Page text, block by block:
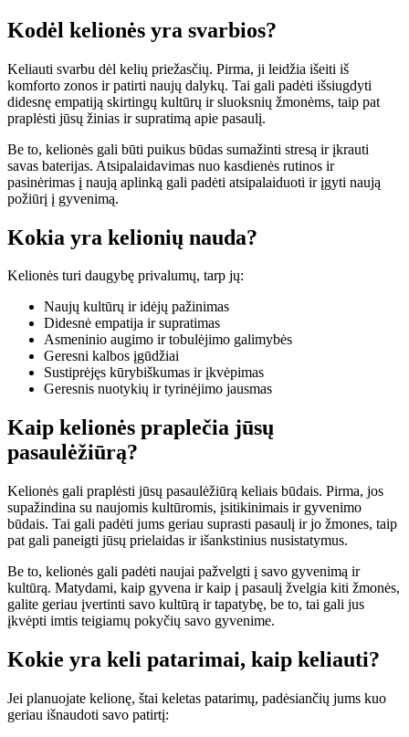
Kodėl kelionės yra svarbios?
Keliauti svarbu dėl kelių priežasčių. Pirma, ji leidžia išeiti iš
komforto zonos ir patirti naujų dalykų. Tai gali padėti išsiugdyti
didesnę empatiją skirtingų kultūrų ir sluoksnių žmonėms, taip pat
praplėsti jūsų žinias ir supratimą apie pasaulį.
Be to, kelionės gali būti puikus būdas sumažinti stresą ir įkrauti
savas baterijas. Atsipalaidavimas nuo kasdienės rutinos ir
pasinėrimas į naują aplinką gali padėti atsipalaiduoti ir įgyti naują
požiūrį į gyvenimą.
Kokia yra kelionių nauda?
Kelionės turi daugybę privalumų, tarp jų:
Naujų kultūrų ir idėjų pažinimas
Didesnė empatija ir supratimas
Asmeninio augimo ir tobulėjimo galimybės
Geresni kalbos įgūdžiai
Sustiprėjęs kūrybiškumas ir įkvėpimas
Geresnis nuotykių ir tyrinėjimo jausmas
Kaip kelionės praplečia jūsų
pasaulėžiūrą?
Kelionės gali praplėsti jūsų pasaulėžiūrą keliais būdais. Pirma, jos
supažindina su naujomis kultūromis, įsitikinimais ir gyvenimo
būdais. Tai gali padėti jums geriau suprasti pasaulį ir jo žmones, taip
pat gali paneigti jūsų prielaidas ir išankstinius nusistatymus.
Be to, kelionės gali padėti naujai pažvelgti į savo gyvenimą ir
kultūrą. Matydami, kaip gyvena ir kaip į pasaulį žvelgia kiti žmonės,
galite geriau įvertinti savo kultūrą ir tapatybę, be to, tai gali jus
įkvėpti imtis teigiamų pokyčių savo gyvenime.
Kokie yra keli patarimai, kaip keliauti?
Jei planuojate kelionę, štai keletas patarimų, padėsiančių jums kuo
geriau išnaudoti savo patirtį: